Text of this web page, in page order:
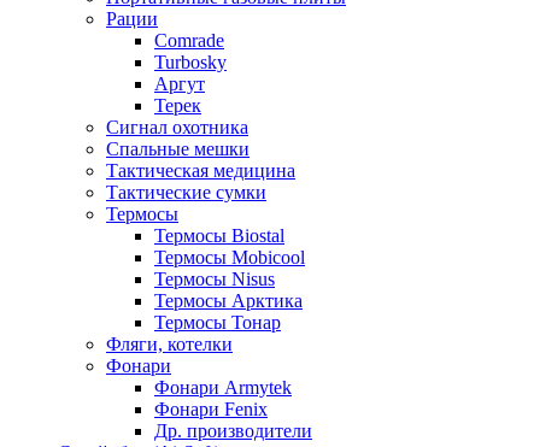
Рации
Comrade
Turbosky
Аргут
Терек
Сигнал охотника
Спальные мешки
Тактическая медицина
Тактические сумки
Термосы
Термосы Biostal
Термосы Mobicool
Термосы Nisus
Термосы Арктика
Термосы Тонар
Фляги, котелки
Фонари
Фонари Armytek
Фонари Fenix
Др. производители